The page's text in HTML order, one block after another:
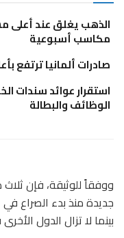
الذهب يغلق عند
مكاسب أسبوعية
صادرات ألمانيا ترتفع
استقرار عوائد سندات
الوظائف والبطالة
ووفقاً للوثيقة، فإن
بينما لا تزال الدول